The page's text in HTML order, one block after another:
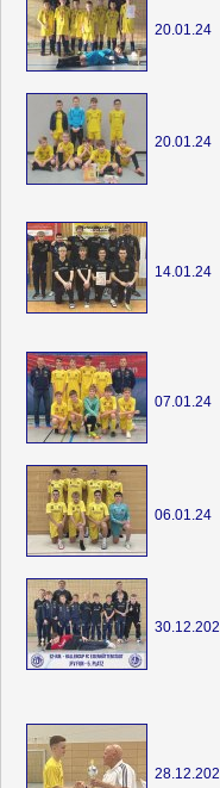
20.01.24
20.01.24
14.01.24
07.01.24
06.01.24